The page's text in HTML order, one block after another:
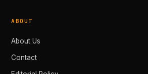
ABOUT
About Us
Contact